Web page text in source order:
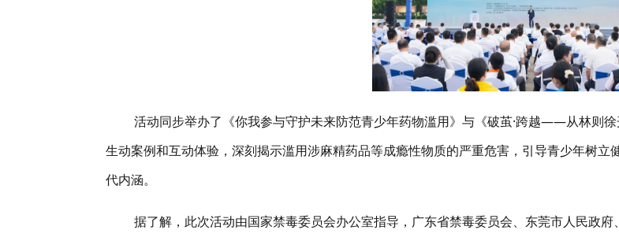
活动同步举办了《你我参与守护未来防范青少年药物滥用》与《破茧·跨越——从林则
生动案例和互动体验，深刻揭示滥用涉麻精药品等成瘾性物质的严重危害，引导青少年树
代内涵。
据了解，此次活动由国家禁毒委员会办公室指导，广东省禁毒委员会、东莞市人民政